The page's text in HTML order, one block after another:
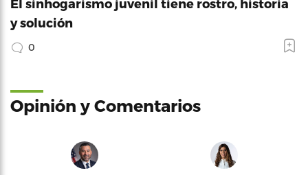
El sinhogarismo juvenil tiene rostro, historia
y solución
0
Opinión y Comentarios